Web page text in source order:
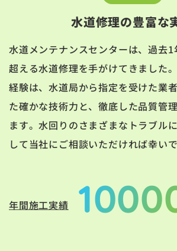
水道修理の豊富な
水道メンテナンスセンターは、過去
超える水道修理を手がけてきました
経験は、水道局から指定を受けた業
た確かな技術力と、徹底した品質管
ます。水回りのさまざまなトラブル
して当社にご相談いただければ幸いで
年間施工実績